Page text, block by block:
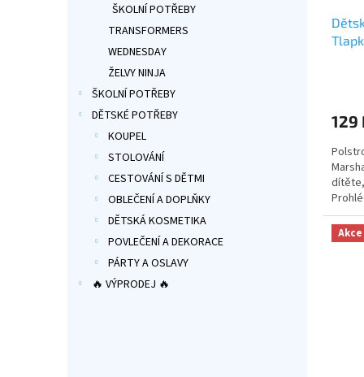
ŠKOLNÍ POTŘEBY
TRANSFORMERS
WEDNESDAY
ŽELVY NINJA
ŠKOLNÍ POTŘEBY
DĚTSKÉ POTŘEBY
KOUPEL
STOLOVÁNÍ
CESTOVÁNÍ S DĚTMI
OBLEČENÍ A DOPLŇKY
DĚTSKÁ KOSMETIKA
POVLEČENÍ A DEKORACE
PÁRTY A OSLAVY
🔥 VÝPRODEJ 🔥
je
z
5
129
Akce